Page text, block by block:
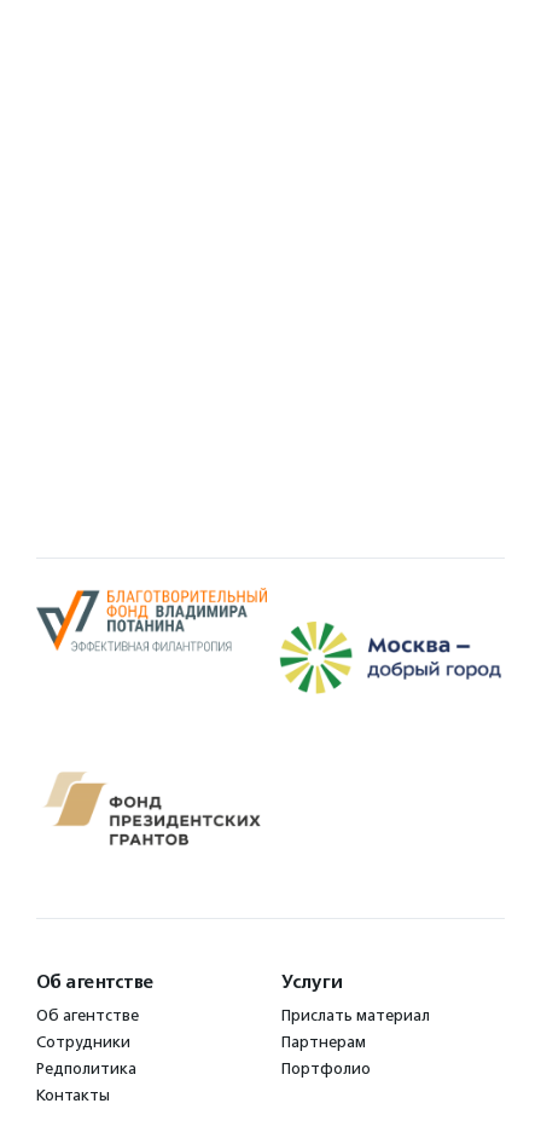
Об агентстве
Об агентстве
Сотрудники
Редполитика
Контакты
Услуги
Прислать материал
Партнерам
Портфолио